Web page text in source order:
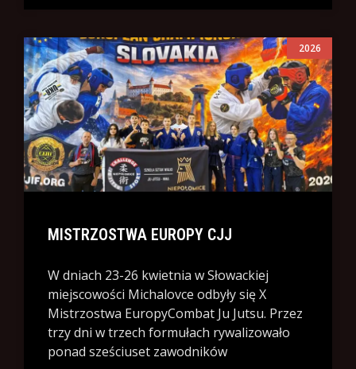
2026
MISTRZOSTWA EUROPY CJJ
W dniach 23-26 kwietnia w Słowackiej
miejscowości Michalovce odbyły się X
Mistrzostwa EuropyCombat Ju Jutsu. Przez
trzy dni w trzech formułach rywalizowało
ponad sześciuset zawodników